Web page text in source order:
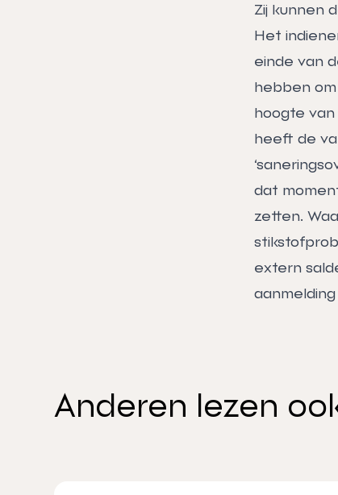
Zij kunnen
Het
einde van
hebben
hoogte
heeft de
dat
zetten.
extern
Anderen lezen